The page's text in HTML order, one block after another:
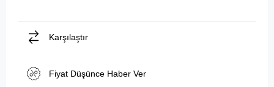
Karşılaştır
Fiyat Düşünce Haber Ver